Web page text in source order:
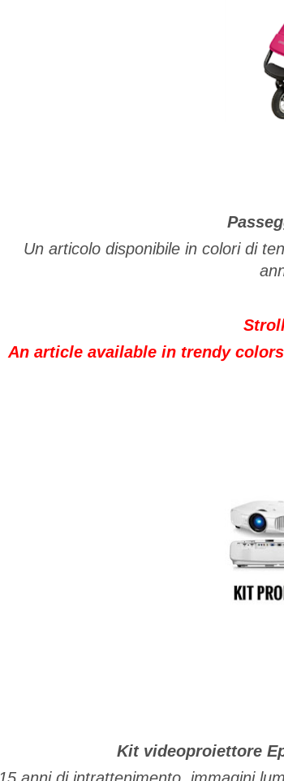
Un articolo disponibile in colori di
An article available in trendy
Kit videoproiettore